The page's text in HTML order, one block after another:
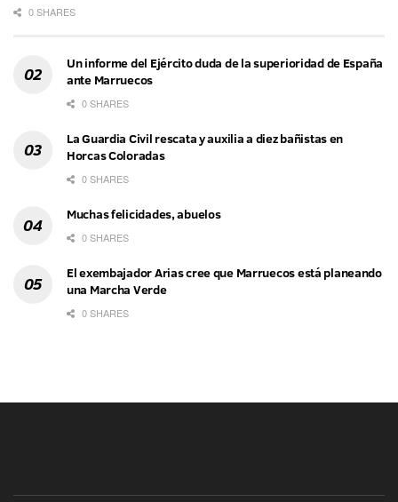
0 SHARES
Un informe del Ejército duda de la superioridad de España
ante Marruecos
0 SHARES
La Guardia Civil rescata y auxilia a diez bañistas en
Horcas Coloradas
0 SHARES
Muchas felicidades, abuelos
0 SHARES
El exembajador Arias cree que Marruecos está planeando
una Marcha Verde
0 SHARES